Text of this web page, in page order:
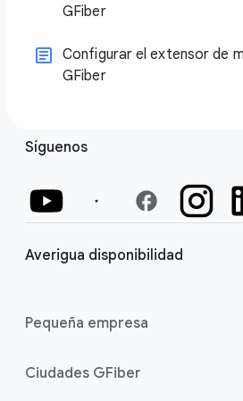
GFiber
Configurar el extensor de
GFiber
Síguenos
facebook
Averigua disponibilidad
Pequeña empresa
Ciudades GFiber